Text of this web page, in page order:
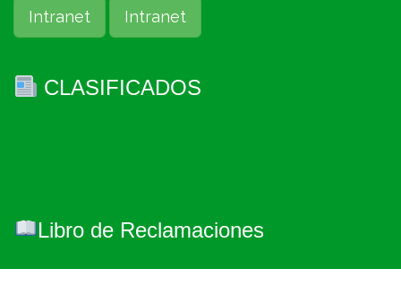
Intranet Intranet
CLASIFICADOS
Libro de Reclamaciones